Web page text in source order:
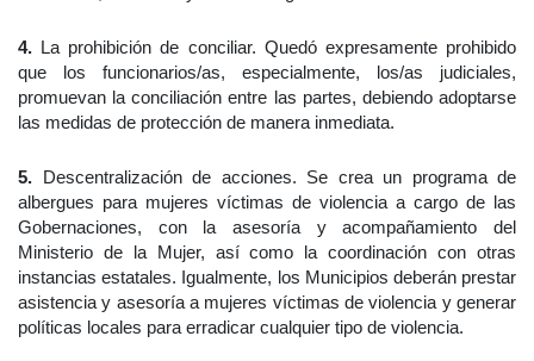
4. La prohibición de conciliar. Quedó expresamente prohibido
que los funcionarios/as, especialmente, los/as judiciales,
promuevan la conciliación entre las partes, debiendo adoptarse
las medidas de protección de manera inmediata.
5. Descentralización de acciones. Se crea un programa de
albergues para mujeres víctimas de violencia a cargo de las
Gobernaciones, con la asesoría y acompañamiento del
Ministerio de la Mujer, así como la coordinación con otras
instancias estatales. Igualmente, los Municipios deberán prestar
asistencia y asesoría a mujeres víctimas de violencia y generar
políticas locales para erradicar cualquier tipo de violencia.